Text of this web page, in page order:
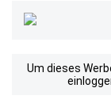
Um dieses